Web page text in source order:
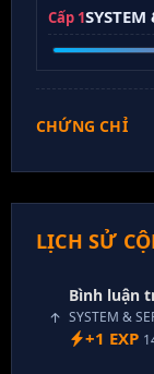
Cấp 1SYSTEM
CHỨNG CHỈ
LỊCH SỬ
Bình luận
SYSTEM &
+1 EXP